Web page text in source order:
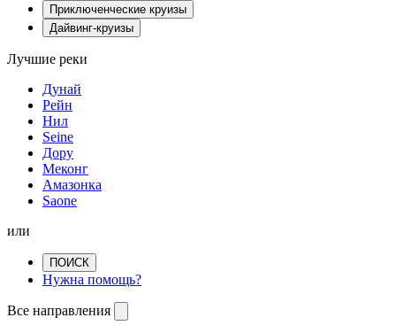
Приключенческие круизы
Дайвинг-круизы
Лучшие реки
Дунай
Рейн
Нил
Seine
Дору
Меконг
Амазонка
Saone
или
ПОИСК
Нужна помощь?
Все направления